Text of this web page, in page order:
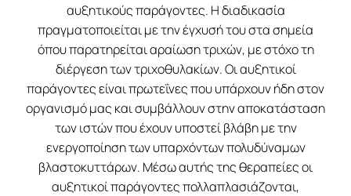
αυξητικούς παράγοντες. Η διαδικασία
πραγματοποιείται με την έγχυσή του στα σημεία
όπου παρατηρείται αραίωση τριχών, με στόχο τη
διέργεση των τριχοθυλακίων. Οι αυξητικοί
παράγοντες είναι πρωτεΐνες που υπάρχουν ήδη στον
οργανισμό μας και συμβάλλουν στην αποκατάσταση
των ιστών που έχουν υποστεί βλάβη με την
ενεργοποίηση των υπαρχόντων πολυδύναμων
βλαστοκυττάρων. Μέσω αυτής της θεραπείες οι
αυξητικοί παράγοντες πολλαπλασιάζονται,